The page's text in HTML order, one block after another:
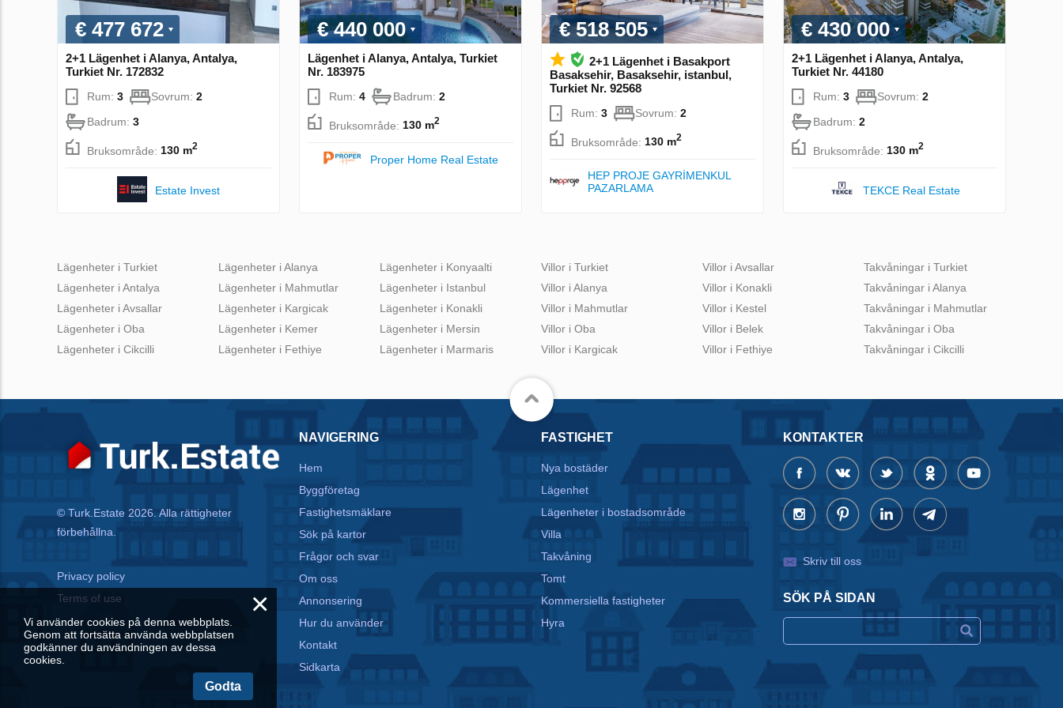
€ 477 672
2+1 Lägenhet i Alanya, Antalya,
Turkiet Nr. 172832
Rum: 3 Sovrum: 2
Badrum: 3
Bruksområde: 130 m2
Estate Invest
€ 440 000
Lägenhet i Alanya, Antalya, Turkiet
Nr. 183975
Rum: 4 Badrum: 2
Bruksområde: 130 m2
Proper Home Real Estate
€ 518 505
2+1 Lägenhet i Basakport
Basaksehir, Basaksehir, istanbul,
Turkiet Nr. 92568
Rum: 3 Sovrum: 2
Bruksområde: 130 m2
HEP PROJE GAYRİMENKUL
PAZARLAMA
€ 430 000
2+1 Lägenhet i Alanya, Antalya,
Turkiet Nr. 44180
Rum: 3 Sovrum: 2
Badrum: 2
Bruksområde: 130 m2
TEKCE Real Estate
Lägenheter i Turkiet
Lägenheter i Antalya
Lägenheter i Avsallar
Lägenheter i Oba
Lägenheter i Cikcilli
Lägenheter i Alanya
Lägenheter i Mahmutlar
Lägenheter i Kargicak
Lägenheter i Kemer
Lägenheter i Fethiye
Lägenheter i Konyaalti
Lägenheter i Istanbul
Lägenheter i Konakli
Lägenheter i Mersin
Lägenheter i Marmaris
Villor i Turkiet
Villor i Alanya
Villor i Mahmutlar
Villor i Oba
Villor i Kargicak
Villor i Avsallar
Villor i Konakli
Villor i Kestel
Villor i Belek
Villor i Fethiye
Takvåningar i Turkiet
Takvåningar i Alanya
Takvåningar i Mahmutlar
Takvåningar i Oba
Takvåningar i Cikcilli
© Turk.Estate 2026. Alla rättigheter
förbehållna.
Privacy policy
Terms of use
NAVIGERING
Hem
Byggföretag
Fastighetsmäklare
Sök på kartor
Frågor och svar
Om oss
Annonsering
Hur du använder
Kontakt
Sidkarta
FASTIGHET
Nya bostäder
Lägenhet
Lägenheter i bostadsområde
Villa
Takvåning
Tomt
Kommersiella fastigheter
Hyra
KONTAKTER
Skriv till oss
SÖK PÅ SIDAN
×
Vi använder cookies på denna webbplats.
Genom att fortsätta använda webbplatsen
godkänner du användningen av dessa
cookies.
Godta